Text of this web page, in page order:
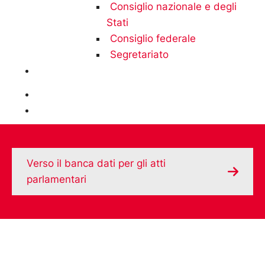
Consiglio nazionale e degli
Stati
Consiglio federale
Segretariato
Verso il banca dati per gli atti
parlamentari